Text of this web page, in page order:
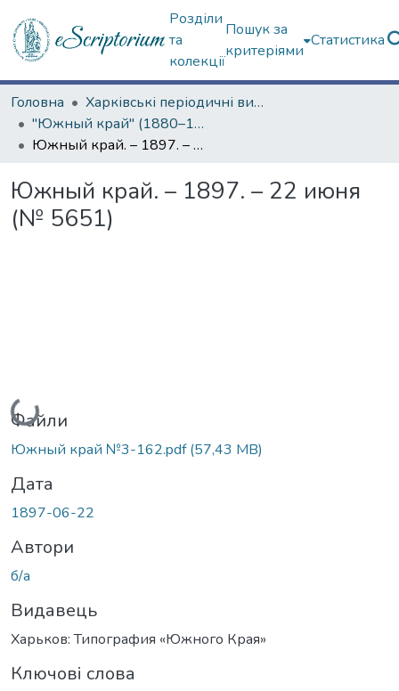
Розділи
та
колекції
Пошук за
критеріями
Статистика
Головна
Харківські періодичні видання
"Южный край" (1880–1919 гг.)
Южный край. – 1897. – 22 июня (№ 5651)
Южный край. – 1897. – 22 июня
(№ 5651)
Вантажиться...
Файли
Южный край №3-162.pdf(57,43 MB)
Дата
1897-06-22
Автори
б/а
Видавець
Харьков: Типография «Южного Края»
Ключові слова